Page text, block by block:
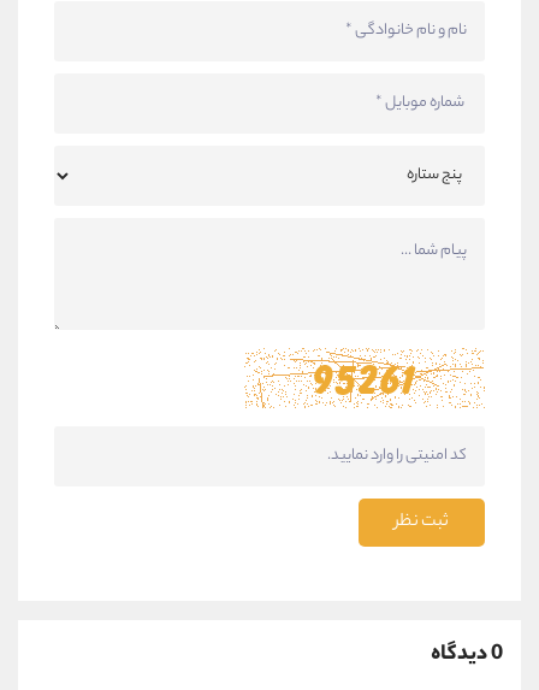
ثبت نظر
0 دیدگاه